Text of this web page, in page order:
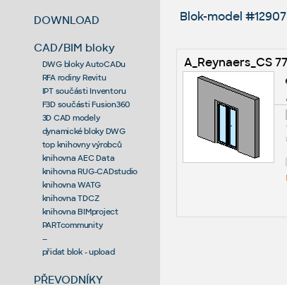
DOWNLOAD
CAD/BIM bloky
DWG bloky AutoCADu
RFA rodiny Revitu
IPT součásti Inventoru
F3D součásti Fusion360
3D CAD modely
dynamické bloky DWG
top knihovny výrobců
knihovna AEC Data
knihovna RUG-CADstudio
knihovna WATG
knihovna TDCZ
knihovna BIMproject
PARTcommunity
--
přidat blok - upload
PŘEVODNÍKY
Blok-model #12907
A_Reynaers_CS